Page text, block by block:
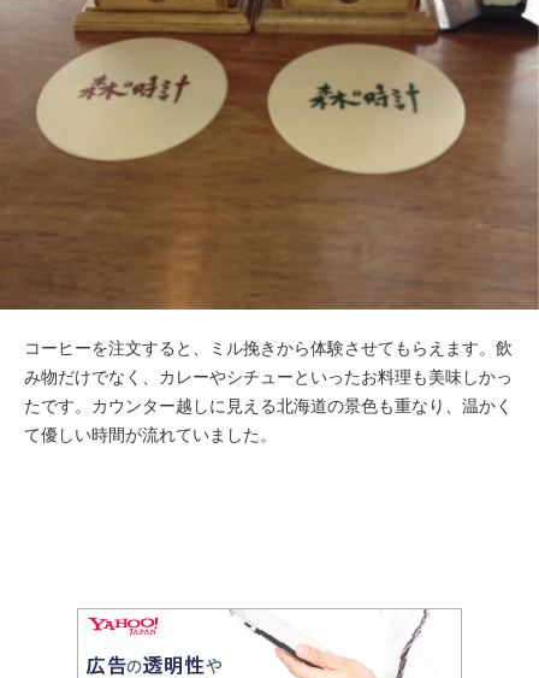
コーヒーを注文すると、ミル挽きから体験させてもらえます。飲
み物だけでなく、カレーやシチューといったお料理も美味しかっ
たです。カウンター越しに見える北海道の景色も重なり、温かく
て優しい時間が流れていました。